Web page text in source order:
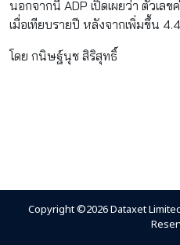
นอกจากนี้ ADP เปิดเผยว่า ตัวเล
เมื่อเทียบรายปี หลังจากเพิ่มขึ้น
โดย กนิษฐ์นุช สิริสุทธิ์
Copyright ©2026 Dataxet